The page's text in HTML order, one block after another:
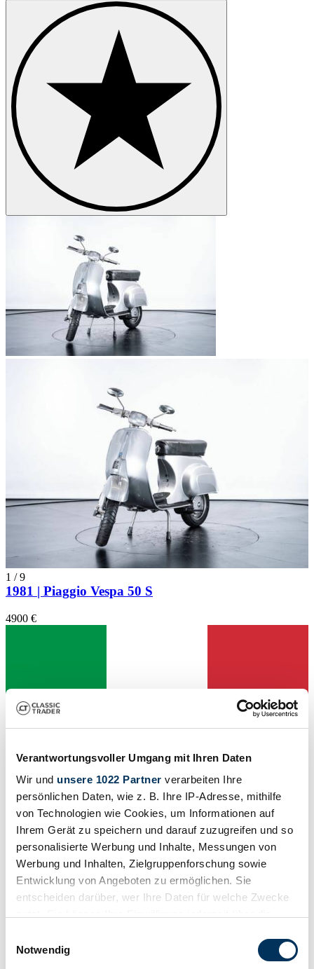
Verantwortungsvoller Umgang mit Ihren Daten
Wir und unsere 1022 Partner verarbeiten Ihre
persönlichen Daten, wie z. B. Ihre IP-Adresse, mithilfe
von Technologien wie Cookies, um Informationen auf
Ihrem Gerät zu speichern und darauf zuzugreifen und so
personalisierte Werbung und Inhalte, Messungen von
Werbung und Inhalten, Zielgruppenforschung sowie
Entwicklung von Angeboten zu ermöglichen. Sie
entscheiden darüber, wer Ihre Daten für welche Zwecke
Trigger Symbol ändern oder widerrufen
Notwendig
1 /9
1981 | Piaggio Vespa 50 S
4900 €
Venditore
Scooter
Chilometraggio (lettura)